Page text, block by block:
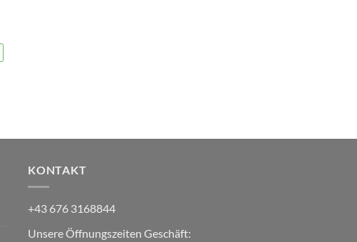
KONTAKT
+43 676 3168844
Unsere Öffnungszeiten Geschäft: